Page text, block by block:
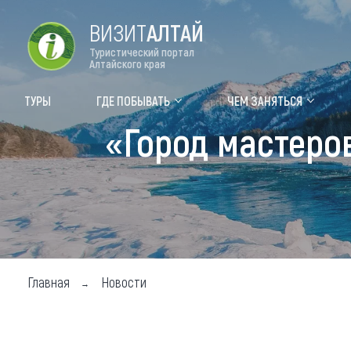
Туры Где
ВИЗИТАЛТАЙ
Туристический портал
Алтайского края
ТУРЫ ГДЕ ПОБЫВАТЬ ЧЕМ ЗАНЯТЬСЯ
«Город
Главная Новости